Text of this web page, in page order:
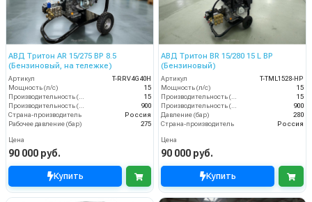
АВД Тритон AR 15/275 ВР 8.5
(Бензиновый, на тележке)
Артикул
T-RRV4G40H
Мощность (л/с)
15
Производительность (л/мин)
15
Производительность (л/ч)
900
Страна-производитель
Россия
Рабочее давление (бар)
275
Цена
90 000 руб.
Купить
АВД Тритон BR 15/280 15 L BP
(Бензиновый)
Артикул
T-TML1528-HP
Мощность (л/с)
15
Производительность (л/мин)
15
Производительность (л/ч)
900
Давление (бар)
280
Страна-производитель
Россия
Цена
90 000 руб.
Купить